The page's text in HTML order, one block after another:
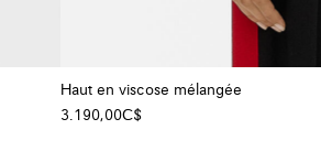
Haut en viscose mélangée
3.190,00C$